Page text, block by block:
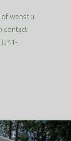
of wenst u
contact